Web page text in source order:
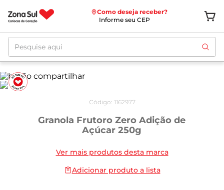
Como deseja receber?
Informe seu CEP
Pesquise aqui
Código: 1162977
Granola Frutoro Zero Adição de
Açúcar 250g
Ver mais produtos desta marca
Adicionar produto a lista